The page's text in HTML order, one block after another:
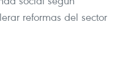
reformas del sector